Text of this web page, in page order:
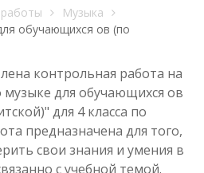
Музыка
обучающихся ов (по
контрольная работа на
музыке для обучающихся ов
для 4 класса по
предназначена для того,
свои знания и умения в
с учебной темой.